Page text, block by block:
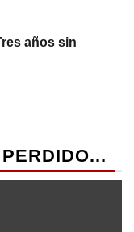
años sin